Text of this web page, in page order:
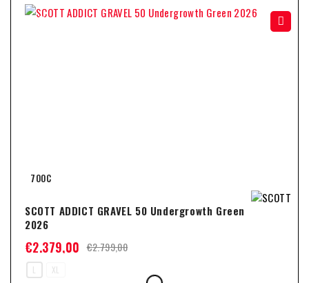
-15%
700C
SCOTT ADDICT GRAVEL 50 Undergrowth Green
2026
€2.799,00
€2.379,00
L XL